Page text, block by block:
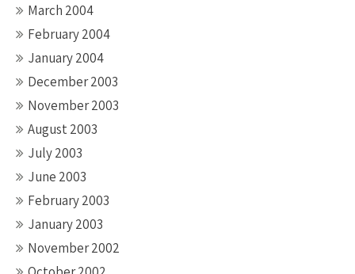
March 2004
February 2004
January 2004
December 2003
November 2003
August 2003
July 2003
June 2003
February 2003
January 2003
November 2002